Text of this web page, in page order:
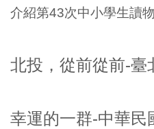
介紹第43次中小學生讀物
北投，從前從前-臺
幸運的一群-中華民